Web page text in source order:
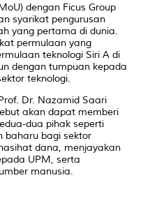
dengan Ficus Group
syarikat pengurusan
yang pertama di dunia.
permulaan yang
teknologi Siri A di
dengan tumpuan kepada
teknologi.
Dr. Nazamid Saari
akan dapat memberi
dua pihak seperti
baharu bagi sektor
dana, menjayakan
UPM, serta
manusia.